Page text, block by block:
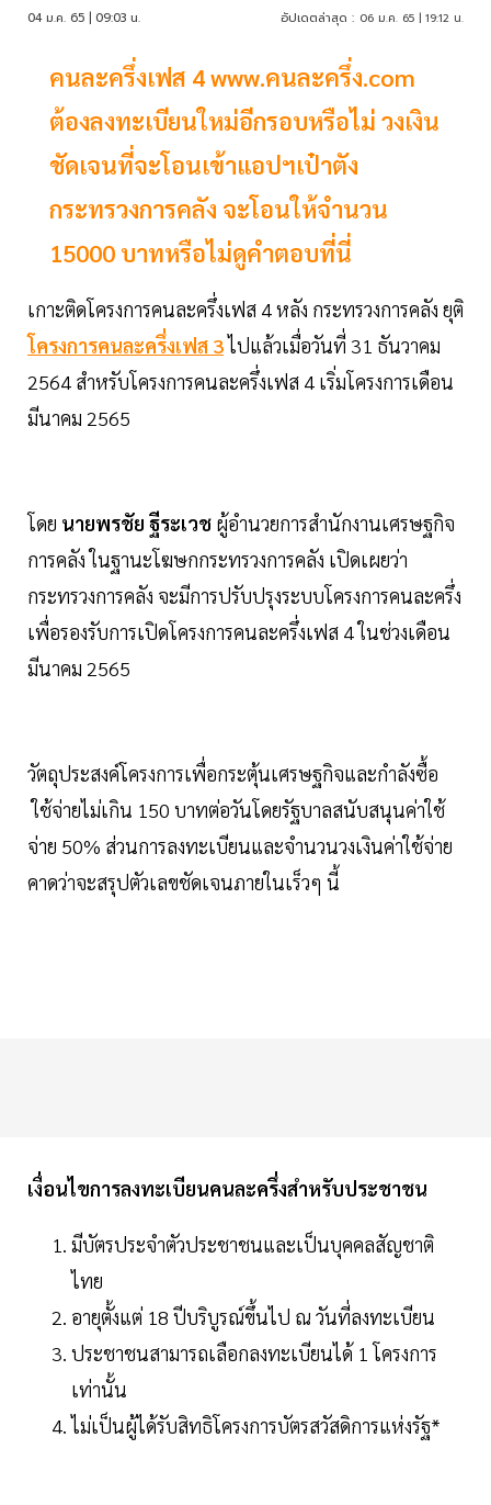
04 ม.ค. 65 | 09:03 น. อัปเดตล่าสุด : 06 ม.ค. 65 | 19:12 น.
คนละครึ่งเฟส 4 www.คนละครึ่ง.com
ต้องลงทะเบียนใหม่อีกรอบหรือไม่ วงเงิน
ชัดเจนที่จะโอนเข้าแอปฯเป๋าตัง
กระทรวงการคลัง จะโอนให้จำนวน
15000 บาทหรือไม่ดูคำตอบที่นี่
เกาะติดโครงการคนละครึ่งเฟส 4 หลัง กระทรวงการคลัง ยุติ
โครงการคนละครึ่งเฟส 3ไปแล้วเมื่อวันที่ 31 ธันวาคม
2564 สำหรับโครงการคนละครึ่งเฟส 4 เริ่มโครงการเดือน
มีนาคม 2565
โดย นายพรชัย ฐีระเวช ผู้อำนวยการสำนักงานเศรษฐกิจ
การคลัง ในฐานะโฆษกกระทรวงการคลัง เปิดเผยว่า
กระทรวงการคลัง จะมีการปรับปรุงระบบโครงการคนละครึ่ง
เพื่อรองรับการเปิดโครงการคนละครึ่งเฟส 4 ในช่วงเดือน
มีนาคม 2565
วัตถุประสงค์โครงการเพื่อกระตุ้นเศรษฐกิจและกำลังซื้อ
ใช้จ่ายไม่เกิน 150 บาทต่อวันโดยรัฐบาลสนับสนุนค่าใช้
จ่าย 50% ส่วนการลงทะเบียนและจำนวนวงเงินค่าใช้จ่าย
คาดว่าจะสรุปตัวเลขชัดเจนภายในเร็วๆ นี้
เงื่อนไขการลงทะเบียนคนละครึ่งสำหรับประชาชน
มีบัตรประจำตัวประชาชนและเป็นบุคคลสัญชาติ
ไทย
อายุตั้งแต่ 18 ปีบริบูรณ์ขึ้นไป ณ วันที่ลงทะเบียน
ประชาชนสามารถเลือกลงทะเบียนได้ 1 โครงการ
เท่านั้น
ไม่เป็นผู้ได้รับสิทธิโครงการบัตรสวัสดิการแห่งรัฐ*